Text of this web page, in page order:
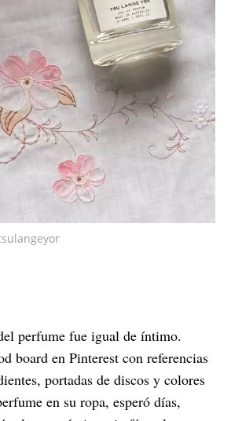
perfume fue igual de íntimo.
board en Pinterest con referencias
portadas de discos y colores
en su ropa, esperó días,